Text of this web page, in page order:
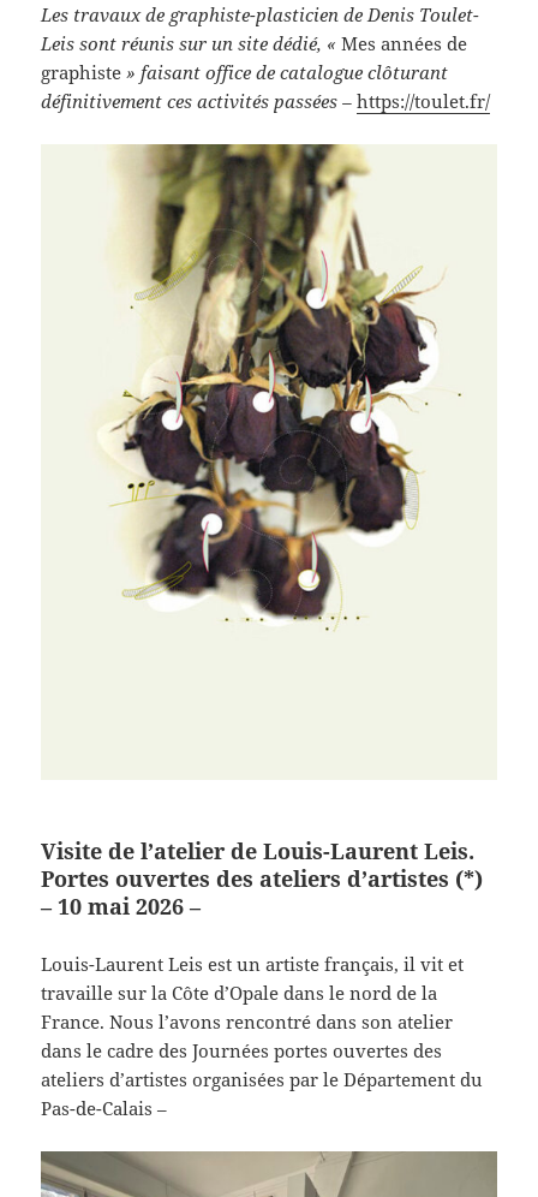
Les travaux de graphiste-plasticien de Denis Toulet-
Leis sont réunis sur un site dédié, «Mes années de
graphiste» faisant office de catalogue clôturant
définitivement ces activités passées –https://toulet.fr/
Visite de l’atelier de Louis-Laurent Leis.
Portes ouvertes des ateliers d’artistes (*)
– 10 mai 2026 –
Louis-Laurent Leis est un artiste français, il vit et
travaille sur la Côte d’Opale dans le nord de la
France. Nous l’avons rencontré dans son atelier
dans le cadre des Journées portes ouvertes des
ateliers d’artistes organisées par le Département du
Pas-de-Calais –